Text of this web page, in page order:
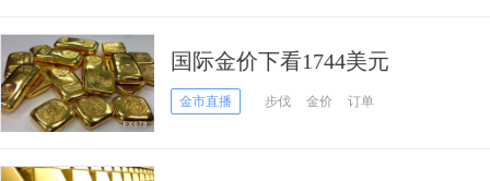
国际金价下看1744美元
金市直播 步伐 金价 订单